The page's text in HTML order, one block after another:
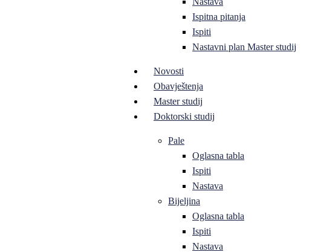
Ispitna pitanja
Ispiti
Nastavni plan Master studij
Novosti
Obavještenja
Master studij
Doktorski studij
Pale
Oglasna tabla
Ispiti
Nastava
Bijeljina
Oglasna tabla
Ispiti
Nastava